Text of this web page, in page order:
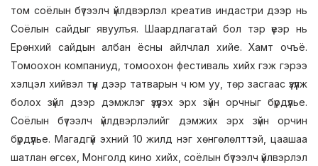
том соёлын бүтээлч үйлдвэрлэл креатив индастри дээр нь
Соёлын сайдыг явуулъя. Шаардлагатай бол тэр үеэр нь
Ерөнхий сайдын албан ёсны айлчлал хийе. Хамт очъё.
Томоохон компаниуд, томоохон фестиваль хийх гэж гэрээ
хэлцэл хийвэл түүн дээр татварын ч юм уу, төр засгаас үзүүлж
болох зүйл дээр дэмжлэг үзүүлэх эрх зүйн орчныг бүрдүүлье.
Соёлын бүтээлч үйлдвэрлэлийг дэмжих эрх зүйн орчин
бүрдүүлье. Магадгүй эхний 10 жилд нэг хөнгөлөлттэй, цаашаа
шатлан өгсөх, Монголд кино хийх, соёлын бүтээлч үйлвэрлэл